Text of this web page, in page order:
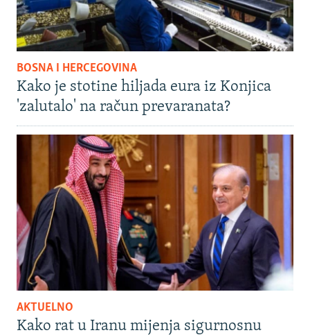
BOSNA I HERCEGOVINA
Kako je stotine hiljada eura iz Konjica
'zalutalo' na račun prevaranata?
AKTUELNO
Kako rat u Iranu mijenja sigurnosnu